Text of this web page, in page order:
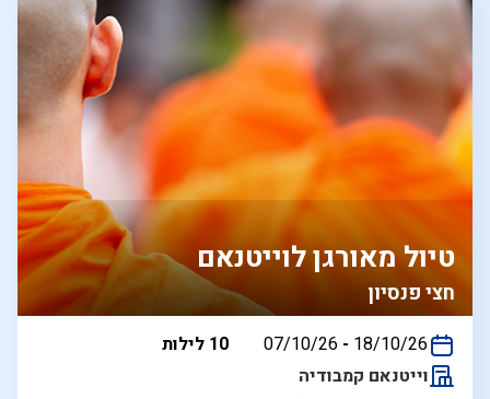
חצי פנסיון
טיול מאורגן לוייטנאם
בין
07/10/26 - 18/10/26
10 לילות
וייטנאם קמבודיה